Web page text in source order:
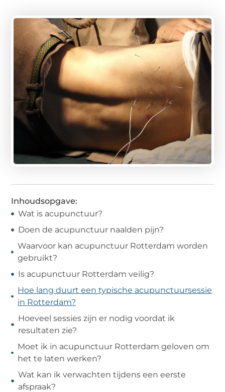
Inhoudsopgave:
Wat is acupunctuur?
Doen de acupunctuur naalden pijn?
Waarvoor kan acupunctuur Rotterdam worden
gebruikt?
Is acupunctuur Rotterdam veilig?
Hoe lang duurt een typische acupunctuursessie
in Rotterdam?
Hoeveel sessies zijn er nodig voordat ik
resultaten zie?
Moet ik in acupunctuur Rotterdam geloven om
het te laten werken?
Wat kan ik verwachten tijdens een eerste
afspraak?